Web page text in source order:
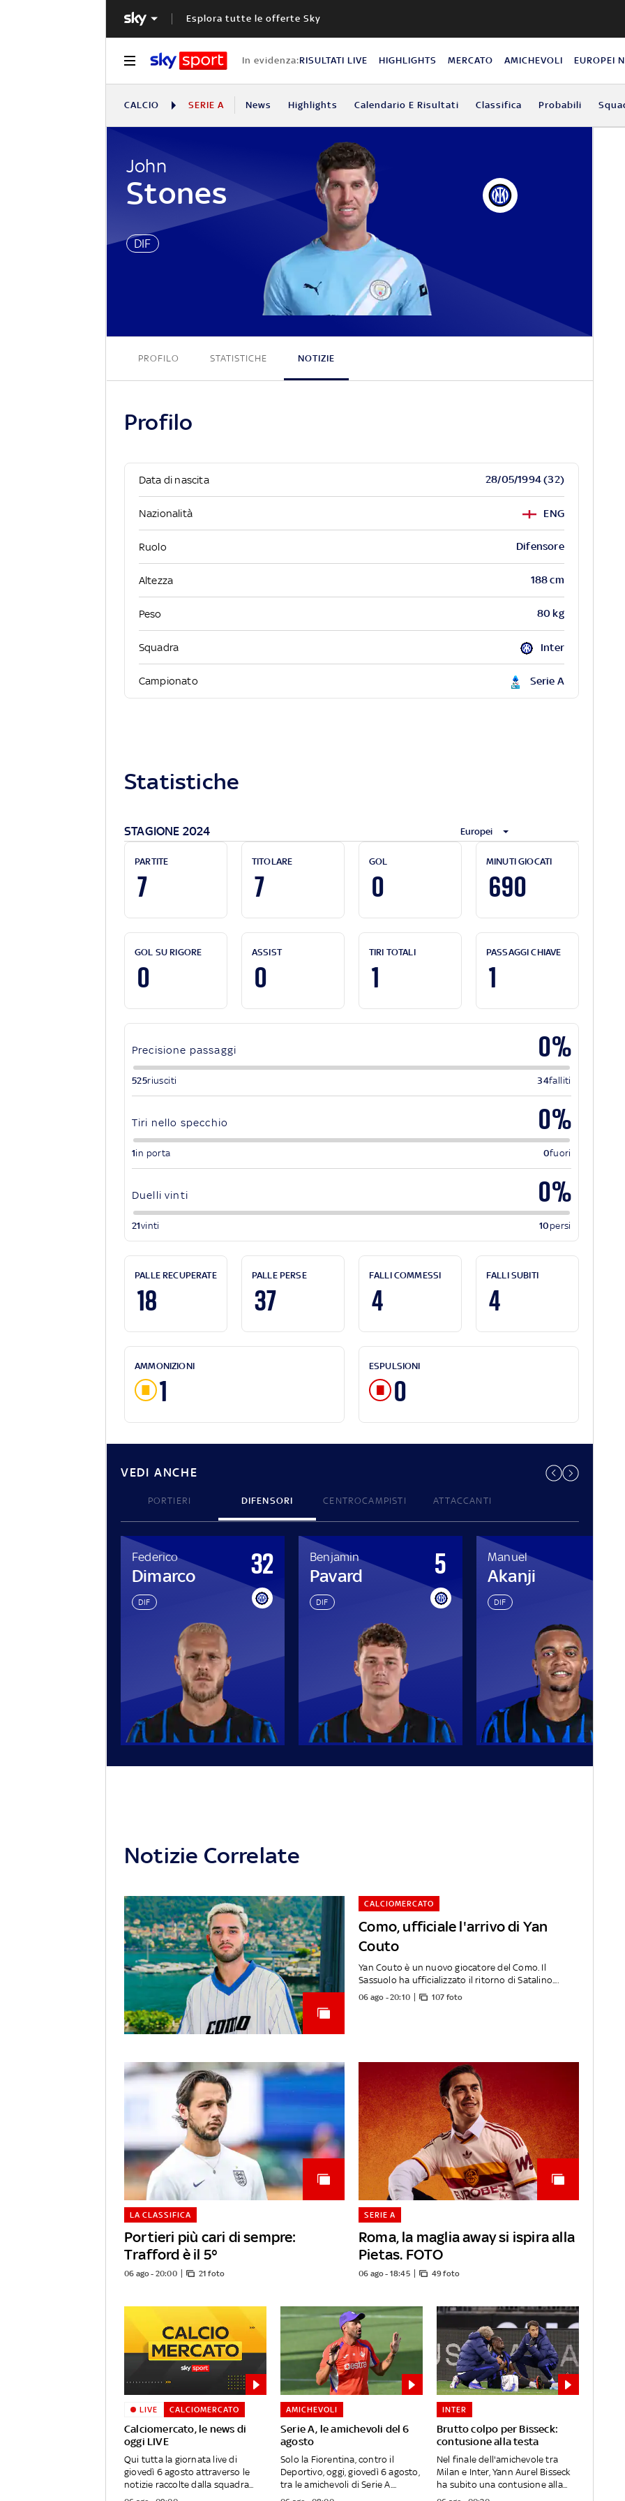
Esplora tutte le offerte Sky
In evidenza:RISULTATI LIVE HIGHLIGHTS MERCATO AMICHEVOLI EUROPEI
CALCIO SERIE A News Highlights Calendario E Risultati Classifica Probabili
John
Stones
DIF
John Stones
PROFILO STATISTICHE NOTIZIE
Profilo
Data di nascita 28/05/1994 (32)
Nazionalità ENG
Ruolo Difensore
Altezza 188 cm
Peso 80 kg
Squadra Inter
Campionato Serie A
Statistiche
STAGIONE 2024 Europei
PARTITE
7
TITOLARE
7
GOL
0
MINUTI GIOCATI
690
GOL SU RIGORE
0
ASSIST
0
TIRI TOTALI
1
PASSAGGI CHIAVE
1
Precisione passaggi 0%
525riusciti 34falliti
Tiri nello specchio 0%
1in porta 0fuori
Duelli vinti 0%
21vinti 10 persi
PALLE RECUPERATE
18
PALLE PERSE
37
FALLI COMMESSI
4
FALLI SUBITI
4
AMMONIZIONI
1
ESPULSIONI
0
VEDI ANCHE
PORTIERI DIFENSORI CENTROCAMPISTI ATTACCANTI
Federico
Dimarco
DIF
32 Benjamin
Pavard
DIF
5 Manuel
Akanji
DIF
Notizie Correlate
Como, ufficiale l'arrivo di Yan
Couto
CALCIOMERCATO
Yan Couto è un nuovo giocatore del Como. Il
Sassuolo ha ufficializzato il ritorno di Satalino....
06 ago - 20:10 107 foto
Portieri più cari di sempre:
Trafford è il 5°
LA CLASSIFICA
06 ago - 20:00 21 foto
Roma, la maglia away si ispira alla
Pietas. FOTO
SERIE A
06 ago - 18:45 49 foto
Calciomercato, le news di
oggi LIVE
LIVE CALCIOMERCATO
Qui tutta la giornata live di
giovedì 6 agosto attraverso le
notizie raccolte dalla squadra...
Serie A, le amichevoli del 6
agosto
AMICHEVOLI
Solo la Fiorentina, contro il
Deportivo, oggi, giovedì 6 agosto,
tra le amichevoli di Serie A....
Brutto colpo per Bisseck:
contusione alla testa
INTER
Nel finale dell'amichevole tra
Milan e Inter, Yann Aurel Bisseck
ha subito una contusione alla...